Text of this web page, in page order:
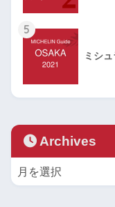
5
ミシ
Archives